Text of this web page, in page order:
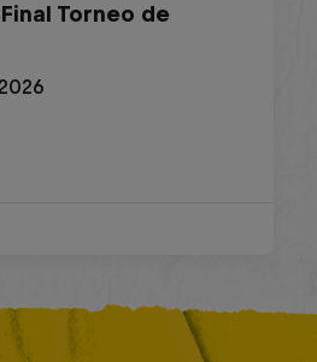
Torneo de